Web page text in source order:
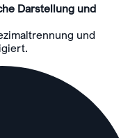
Darstellung und
und